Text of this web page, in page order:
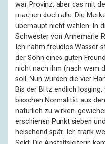
war Provinz, aber das mit
machen doch alle. Die
überhaupt nicht wählen. In
Schwester von Annemarie
Ich nahm freudlos Wasser
der Sohn eines guten
nicht nach ihm (nach wem
soll. Nun wurden die vier
Bis der Blitz endlich
bisschen Normalität aus
natürlich zu wirken,
erschienen Punkt sieben
heischend spät. Ich trank